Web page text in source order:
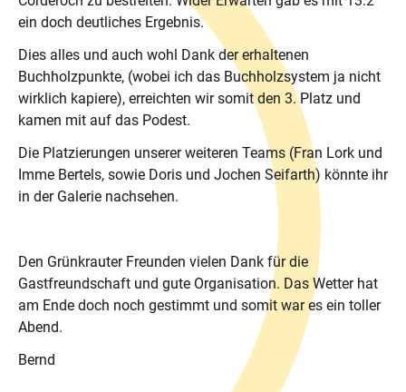
ein doch deutliches Ergebnis.
Dies alles und auch wohl Dank der erhaltenen
Buchholzpunkte, (wobei ich das Buchholzsystem ja nicht
wirklich kapiere), erreichten wir somit den 3. Platz und
kamen mit auf das Podest.
Die Platzierungen unserer weiteren Teams (Fran Lork und
Imme Bertels, sowie Doris und Jochen Seifarth) könnte ihr
in der Galerie nachsehen.
Den Grünkrauter Freunden vielen Dank für die
Gastfreundschaft und gute Organisation. Das Wetter hat
am Ende doch noch gestimmt und somit war es ein toller
Abend.
Bernd